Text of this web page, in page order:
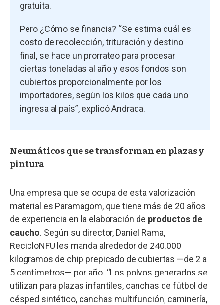
gratuita.
Pero ¿Cómo se financia? “Se estima cuál es
costo de recolección, trituración y destino
final, se hace un prorrateo para procesar
ciertas toneladas al año y esos fondos son
cubiertos proporcionalmente por los
importadores, según los kilos que cada uno
ingresa al país”, explicó Andrada.
Neumáticos que se transforman en plazas y
pintura
Una empresa que se ocupa de esta valorización
material es Paramagom, que tiene más de 20 años
de experiencia en la elaboración de productos de
caucho. Según su director, Daniel Rama,
RecicloNFU les manda alrededor de 240.000
kilogramos de chip prepicado de cubiertas —de 2 a
5 centímetros— por año. “Los polvos generados se
utilizan para plazas infantiles, canchas de fútbol de
césped sintético, canchas multifunción, caminería,